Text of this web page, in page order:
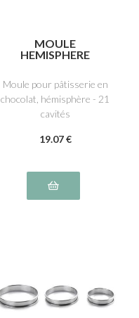
MOULE
HEMISPHERE
Moule pour pâtisserie en
chocolat, hémisphère - 21
cavités
19.07 €